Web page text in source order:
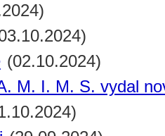
(02.10.2024)
M. I. M. S. vydal